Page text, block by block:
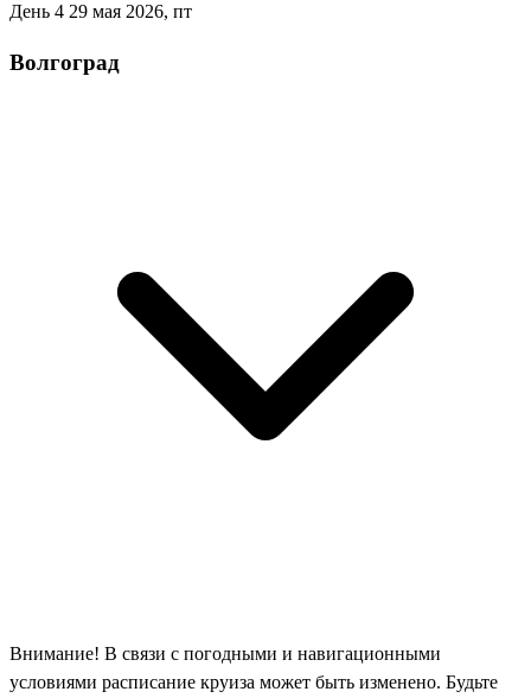
День 4 29 мая 2026, пт
Волгоград
Внимание! В связи с погодными и навигационными
условиями расписание круиза может быть изменено. Будьте